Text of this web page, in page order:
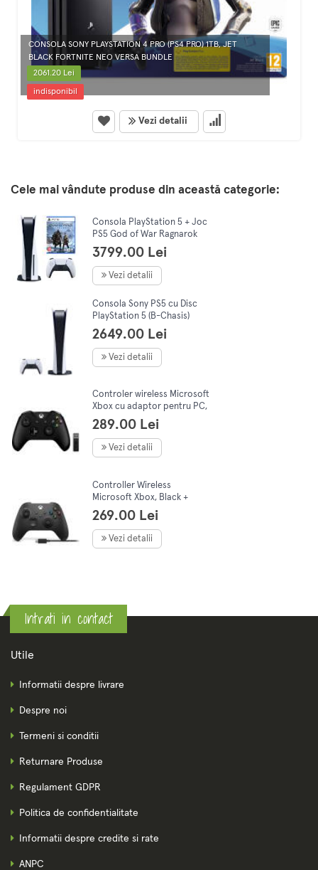
CONSOLA SONY PLAYSTATION 4 PRO (PS4 PRO) 1TB, JET
BLACK FORTNITE NEO VERSA BUNDLE
2061.20 Lei
indisponibil
Vezi detalii
Cele mai vândute produse din această categorie:
Consola PlayStation 5 + Joc
PS5 God of War Ragnarok
3799.00 Lei
Vezi detalii
Consola Sony PS5 cu Disc
PlayStation 5 (B-Chasis)
825GB, Alb
2649.00 Lei
Vezi detalii
Controler wireless Microsoft
Xbox cu adaptor pentru PC,
Negru
289.00 Lei
Vezi detalii
Controller Wireless
Microsoft Xbox, Black +
cablu USB Type C, 1V8-00015
269.00 Lei
Vezi detalii
Intrati in contact
Utile
Informatii despre livrare
Despre noi
Termeni si conditii
Returnare Produse
Regulament GDPR
Politica de confidentialitate
Informatii despre credite si rate
ANPC